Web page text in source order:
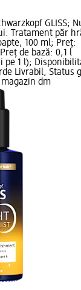
GLISS;
Tratament păr
100 ml; Preț:
de bază: 0,1 l
pe 1 l);
Livrabil, Status
dm